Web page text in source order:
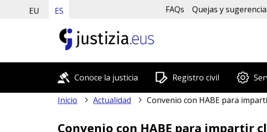
EU ES FAQs Quejas y
Conoce la justicia Registro civil
Inicio Actualidad Convenio con HABE para impartir clases de euskera a las personas privadas de
Convenio con HABE para impartir